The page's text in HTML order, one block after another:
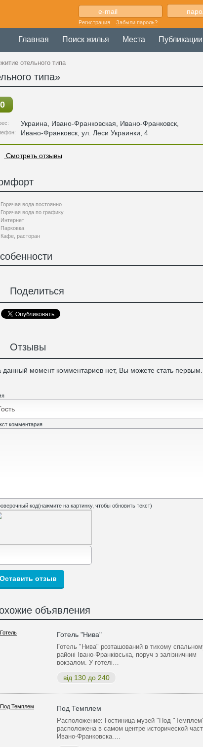
Регистрация Забыли пароль?
Главная Поиск жилья Места Публикации
отельного типа
типа»
0
Украина Ивано-Франковская , Ивано-Франковск,
Ивано-Франковск, ул. Леси Украинки, 4
Смотреть отзывы
Горячая вода постоянно
Горячая вода по графику
Интернет
Парковка
Кафе, расторан
Поделиться
Отзывы
данный момент комментариев нет, Вы можете стать первым.
комментария
код(нажмите на картинку, чтобы обновить текст)
объявления
Готель "Нива"
Готель "Нива" розташований в тихому
районі Івано-Франківська, поруч з залізничним
вокзалом. У готелі…
від 130 до 240
Под Темплем
Расположение: Гостиница-музей "Под
расположена в самом центре исторической
Ивано-Франковска.…